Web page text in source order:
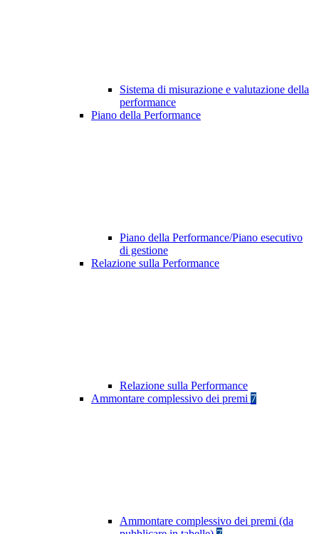
Sistema di misurazione e valutazione della
performance
Piano della Performance
Piano della Performance/Piano esecutivo
di gestione
Relazione sulla Performance
Relazione sulla Performance
Ammontare complessivo dei premi 7
Ammontare complessivo dei premi (da